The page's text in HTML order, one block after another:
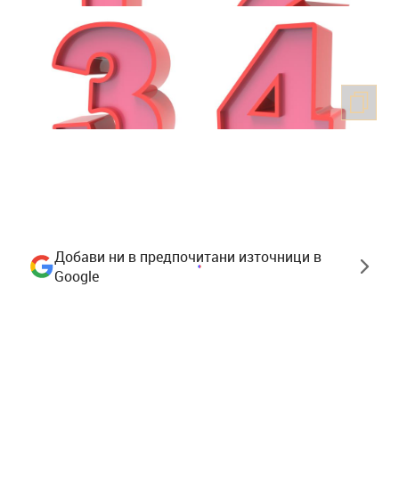
Добави ни в предпочитани източници в
Google